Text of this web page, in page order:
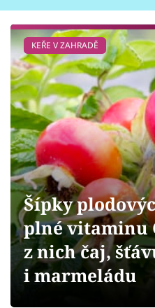
Témata
Bydlení
Zahrada
Design
Sledujte prima+
Přihlášení
Sledujte nás
KEŘE V ZAHRADĚ
Šípky
plné vitaminu
z nich čaj,
i marmeládu